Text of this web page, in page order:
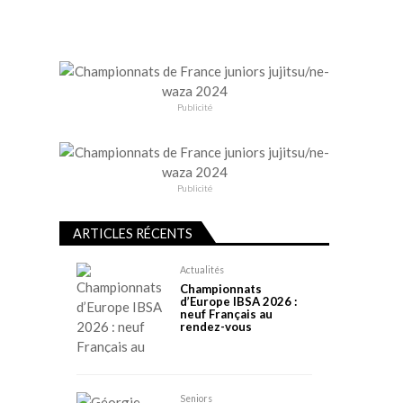
Publicité
Publicité
ARTICLES RÉCENTS
Actualités
Championnats
d’Europe IBSA 2026 :
neuf Français au
rendez-vous
Seniors